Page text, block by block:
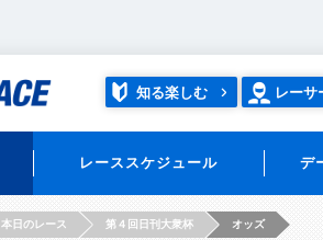
知る楽しむ レーサ
レーススケジュール デ
本日のレース 第４回日刊大衆杯 オッズ